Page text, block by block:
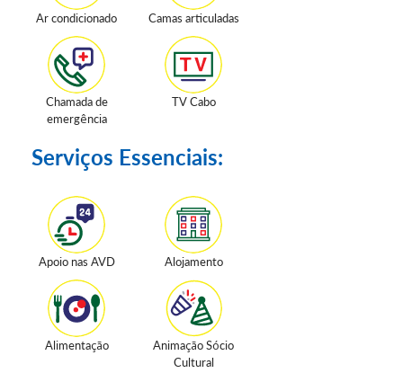
Ar condicionado Camas articuladas
Chamada de
emergência
TV Cabo
Serviços Essenciais:
Apoio nas AVD Alojamento
Alimentação
Animação Sócio
Cultural